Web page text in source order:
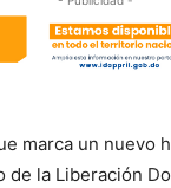
marca un nuevo
la Liberación